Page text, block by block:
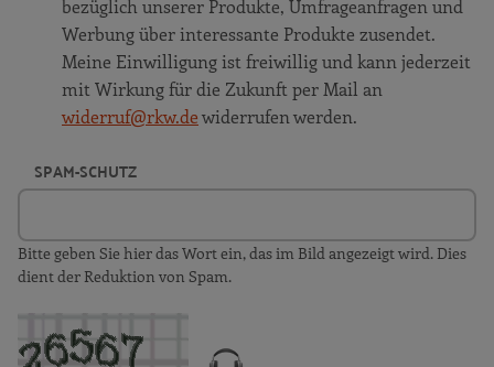
bezüglich unserer Produkte, Umfrageanfragen und
Werbung über interessante Produkte zusendet.
Meine Einwilligung ist freiwillig und kann jederzeit
mit Wirkung für die Zukunft per Mail an
widerruf@rkw.dewiderrufen werden.
SPAM-SCHUTZ
Bitte geben Sie hier das Wort ein, das im Bild angezeigt wird. Dies
dient der Reduktion von Spam.